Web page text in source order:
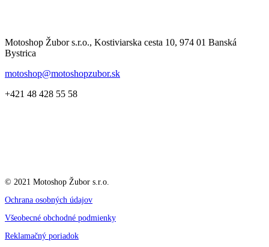
Motoshop Žubor s.r.o., Kostiviarska cesta 10, 974 01 Banská
Bystrica
motoshop@motoshopzubor.sk
+421 48 428 55 58
© 2021 Motoshop Žubor s.r.o.
Ochrana osobných údajov
Všeobecné obchodné podmienky
Reklamačný poriadok